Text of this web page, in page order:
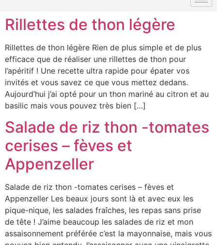
Rillettes de thon légère
Rillettes de thon légère Rien de plus simple et de plus
efficace que de réaliser une rillettes de thon pour
l’apéritif ! Une recette ultra rapide pour épater vos
invités et vous savez ce que vous mettez dedans.
Aujourd’hui j’ai opté pour un thon mariné au citron et au
basilic mais vous pouvez très bien […]
Salade de riz thon -tomates
cerises – fèves et
Appenzeller
Salade de riz thon -tomates cerises – fèves et
Appenzeller Les beaux jours sont là et avec eux les
pique-nique, les salades fraîches, les repas sans prise
de tête ! J’aime beaucoup les salades de riz et mon
assaisonnement préférée c’est la mayonnaise, mais vous